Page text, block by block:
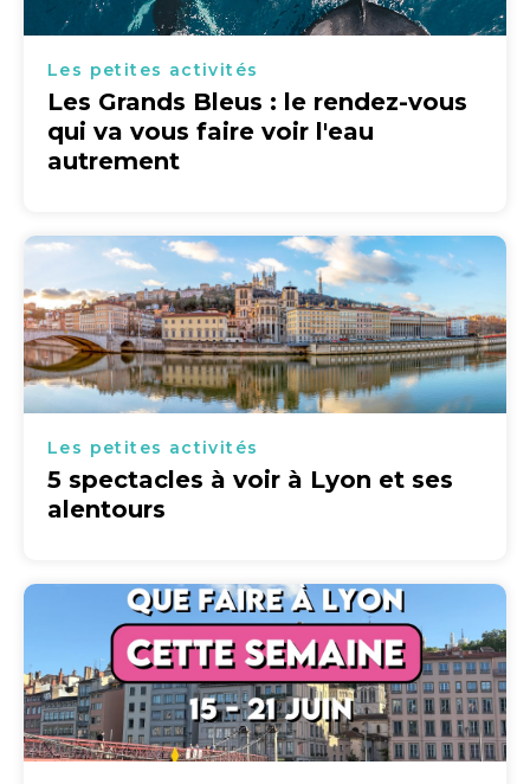
Les petites activités
Les Grands Bleus : le rendez-vous
qui va vous faire voir l'eau
autrement
Les petites activités
5 spectacles à voir à Lyon et ses
alentours